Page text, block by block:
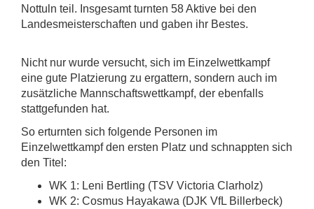
Nottuln teil. Insgesamt turnten 58 Aktive bei den
Landesmeisterschaften und gaben ihr Bestes.
Nicht nur wurde versucht, sich im Einzelwettkampf
eine gute Platzierung zu ergattern, sondern auch im
zusätzliche Mannschaftswettkampf, der ebenfalls
stattgefunden hat.
So erturnten sich folgende Personen im
Einzelwettkampf den ersten Platz und schnappten sich
den Titel:
WK 1: Leni Bertling (TSV Victoria Clarholz)
WK 2: Cosmus Hayakawa (DJK VfL Billerbeck)